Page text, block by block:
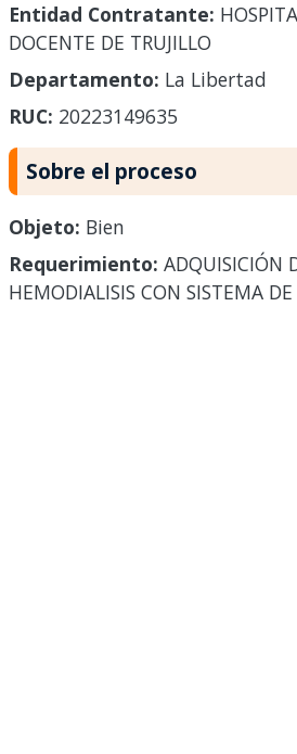
Entidad Contratante:
DOCENTE DE TRUJILLO
Departamento: La Libertad
RUC: 20223149635
Sobre el proceso
Objeto: Bien
Requerimiento: ADQUISICIÓN
HEMODIALISIS CON SISTEMA